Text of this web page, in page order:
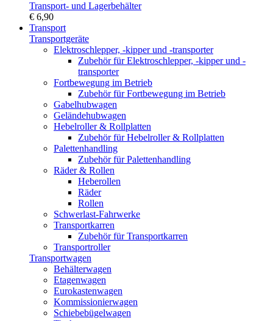
Transport- und Lagerbehälter
€ 6,90
Transport
Transportgeräte
Elektroschlepper, -kipper und -transporter
Zubehör für Elektroschlepper, -kipper und -
transporter
Fortbewegung im Betrieb
Zubehör für Fortbewegung im Betrieb
Gabelhubwagen
Geländehubwagen
Hebelroller & Rollplatten
Zubehör für Hebelroller & Rollplatten
Palettenhandling
Zubehör für Palettenhandling
Räder & Rollen
Heberollen
Räder
Rollen
Schwerlast-Fahrwerke
Transportkarren
Zubehör für Transportkarren
Transportroller
Transportwagen
Behälterwagen
Etagenwagen
Eurokastenwagen
Kommissionierwagen
Schiebebügelwagen